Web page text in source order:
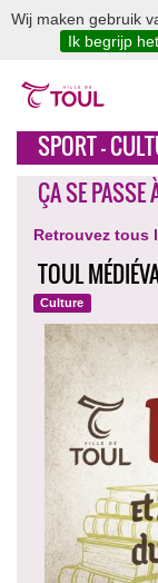
Wij maken gebruik
Ik begrijp het
SPORT -
ÇA SE
Retrouvez tous
TOUL
Culture